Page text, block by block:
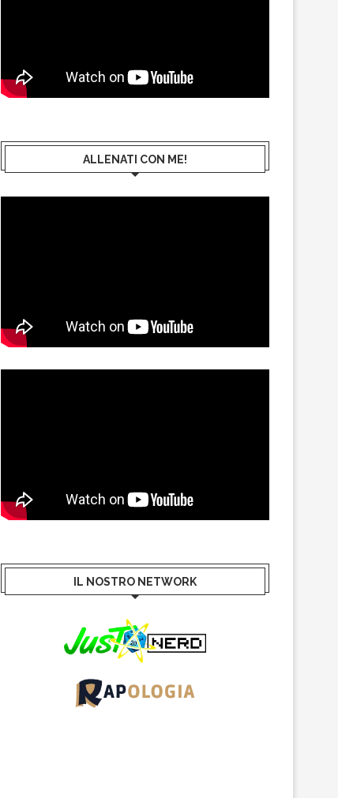
ALLENATI CON ME!
IL NOSTRO NETWORK